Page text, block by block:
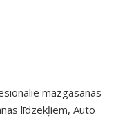
mazgāsanas
līdzekļiem, Auto